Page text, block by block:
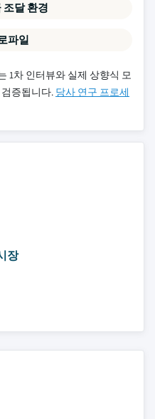
조달 환경
파일
1차 인터뷰와 실제 상향식 모
증됩니다. 당사 연구 프로세
장